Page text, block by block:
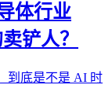
体行业
铲人？
到底是不是 AI 时